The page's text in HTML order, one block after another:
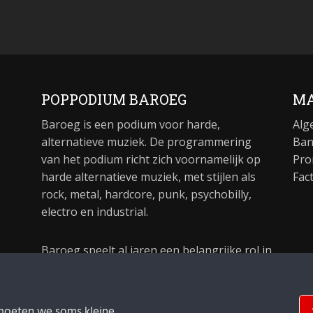
POPPODIUM BAROEG
Baroeg is een podium voor harde,
alternatieve muziek. De programmering
van het podium richt zich voornamelijk op
harde alternatieve muziek, met stijlen als
rock, metal, hardcore, punk, psychobilly,
electro en industrial.
Baroeg speelt al jaren een belangrijke rol in